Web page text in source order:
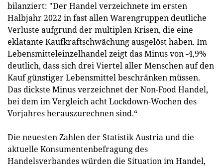
bilanziert: "Der Handel verzeichnete im ersten
Halbjahr 2022 in fast allen Warengruppen deutliche
Verluste aufgrund der multiplen Krisen, die eine
eklatante Kaufkraftschwächung ausgelöst haben. Im
Lebensmitteleinzelhandel zeigt das Minus von -4,9%
deutlich, dass sich drei Viertel aller Menschen auf den
Kauf günstiger Lebensmittel beschränken müssen.
Das dickste Minus verzeichnet der Non-Food Handel,
bei dem im Vergleich acht Lockdown-Wochen des
Vorjahres herauszurechnen sind.“
Die neuesten Zahlen der Statistik Austria und die
aktuelle Konsumentenbefragung des
Handelsverbandes würden die Situation im Handel,